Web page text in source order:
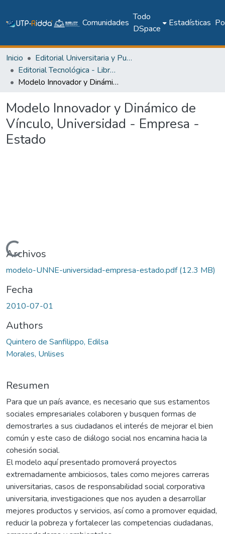
Comunidades
Todo
DSpace
Estadísticas
Inicio
Editorial Universitaria y Publicaciones Seriadas
Editorial Tecnológica - Libros académicos, científicos y técnicos
Modelo Innovador y Dinámico de Vínculo, Universidad - Empresa -Estado
Modelo Innovador y Dinámico de
Vínculo, Universidad - Empresa -
Estado
Cargando...
Archivos
modelo-UNNE-universidad-empresa-estado.pdf(12.3 MB)
Fecha
2010-07-01
Authors
Quintero de Sanfilippo, Edilsa
Morales, Unlises
Resumen
Para que un país avance, es necesario que sus estamentos
sociales empresariales colaboren y busquen formas de
demostrarles a sus ciudadanos el interés de mejorar el bien
común y este caso de diálogo social nos encamina hacia la
cohesión social.
El modelo aquí presentado promoverá proyectos
extremadamente ambiciosos, tales como mejores carreras
universitarias, casos de responsabilidad social corporativa
universitaria, investigaciones que nos ayuden a desarrollar
mejores productos y servicios, así como a promover equidad,
reducir la pobreza y fortalecer las competencias ciudadanas,